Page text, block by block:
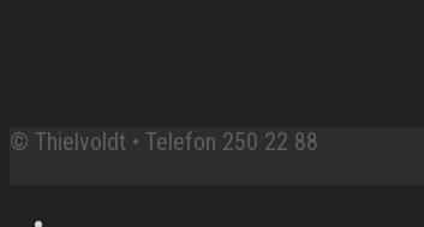
© Thielvoldt • Telefon 250 22 88